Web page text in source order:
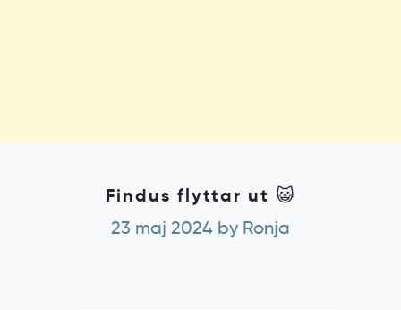
Findus flyttar ut 😺
23 maj 2024 by Ronja